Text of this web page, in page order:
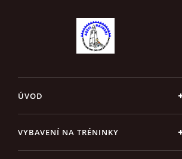
ÚVOD
VYBAVENÍ NA TRÉNINKY